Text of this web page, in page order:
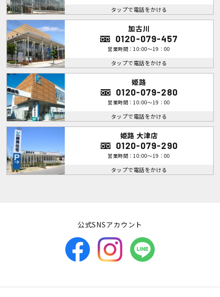
タップで電話をかける
加古川
0120-079-457
営業時間：10:00～19：00
タップで電話をかける
姫路
0120-079-280
営業時間：10:00～19：00
タップで電話をかける
姫路 大津店
0120-079-290
営業時間：10:00～19：00
タップで電話をかける
公式SNSアカウント